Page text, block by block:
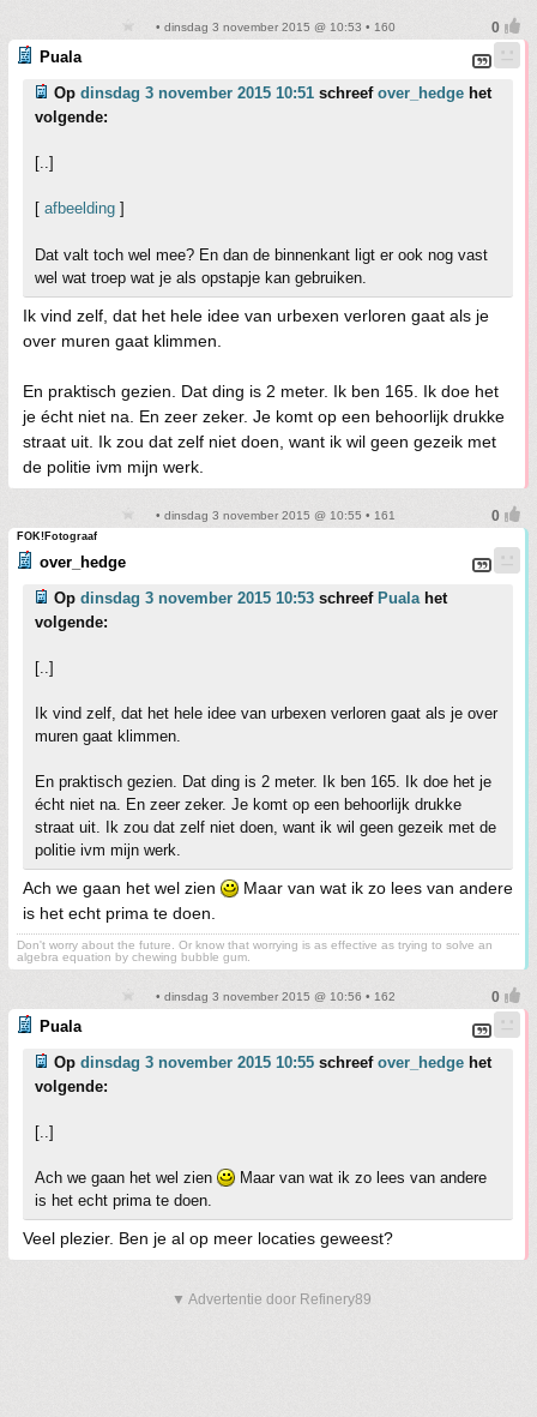
• dinsdag 3 november 2015 @ 10:53 • 160
Puala
Op dinsdag 3 november 2015 10:51 schreef over_hedge het
volgende:
[..]
[ afbeelding ]
Dat valt toch wel mee? En dan de binnenkant ligt er ook nog vast
wel wat troep wat je als opstapje kan gebruiken.
Ik vind zelf, dat het hele idee van urbexen verloren gaat als je
over muren gaat klimmen.
En praktisch gezien. Dat ding is 2 meter. Ik ben 165. Ik doe het
je écht niet na. En zeer zeker. Je komt op een behoorlijk drukke
straat uit. Ik zou dat zelf niet doen, want ik wil geen gezeik met
de politie ivm mijn werk.
• dinsdag 3 november 2015 @ 10:55 • 161
FOK!Fotograaf
over_hedge
Op dinsdag 3 november 2015 10:53 schreef Pualahet
volgende:
[..]
Ik vind zelf, dat het hele idee van urbexen verloren gaat als je over
muren gaat klimmen.
En praktisch gezien. Dat ding is 2 meter. Ik ben 165. Ik doe het je
écht niet na. En zeer zeker. Je komt op een behoorlijk drukke
straat uit. Ik zou dat zelf niet doen, want ik wil geen gezeik met de
politie ivm mijn werk.
Ach we gaan het wel zien
Maar van wat ik zo lees van andere
is het echt prima te doen.
Don't worry about the future. Or know that worrying is as effective as trying to solve an
algebra equation by chewing bubble gum.
• dinsdag 3 november 2015 @ 10:56 • 162
Puala
Op dinsdag 3 november 2015 10:55 schreef over_hedge het
volgende:
[..]
Ach we gaan het wel zien
Maar van wat ik zo lees van andere
is het echt prima te doen.
Veel plezier. Ben je al op meer locaties geweest?
▼ Advertentie door Refinery89